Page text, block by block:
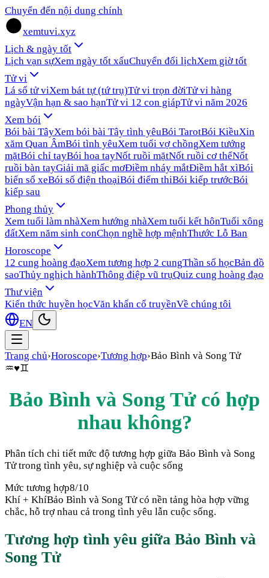
Chuyển đến nội dung chính
xemtuvi.xyz
Lịch & ngày tốt
Lịch vạn sựXem ngày tốt xấuChuyển đổi lịchXem giờ tốt
Tử vi
Lá số tử viXem bát tự (tứ trụ)Tử vi trọn đờiTử vi hàng
ngàyVận hạn & sao hạnTử vi 12 con giápTử vi năm 2026
Xem bói
Bói bài TâyXem bói bài Tây tình yêuBói TarotBói KiềuXin
xăm Quan ÂmBói tình yêuXem tuổi vợ chồngXem tướng
mặtBói chỉ tayBói hoa tayNốt ruồi mặtNốt ruồi cơ thểNốt
ruồi bàn tayGiải mã giấc mơĐiềm nháy mắtĐiềm hắt xìBói
biển số xeBói số điện thoạiBói điểm thiBói kiếp trướcBói
kiếp sau
Phong thủy
Xem tuổi làm nhàXem hướng nhàXem tuổi kết hônTuổi xông
đấtXem năm sinh conChọn nghề hợp mệnhThước Lỗ Ban
Horoscope
12 cung hoàng đạoXem tương hợp 2 cungThần số họcBản đồ
saoThủy nghịch hànhThông điệp vũ trụQuiz cung hoàng đạo
Thư viện
Kiến thức huyền họcVăn khấn cổ truyềnVề chúng tôi
EN
Trang chủ›Horoscope›Tương hợp›Bảo Bình và Song Tử
♒♥♊
Bảo Bình và Song Tửcó hợp
nhau không?
Phân tích chi tiết mức độ tương hợp giữa Bảo Bình và Song
Tửtrong tình yêu, sự nghiệp và cuộc sống
Mức tương hợp8/10
Khí + KhíBảo Bình và Song Tử có nền tảng hòa hợp vững
chắc, hỗ trợ nhau cả trong tình yêu lẫn cuộc sống.
Tương hợp tình yêu giữa Bảo Bình và
Song Tử